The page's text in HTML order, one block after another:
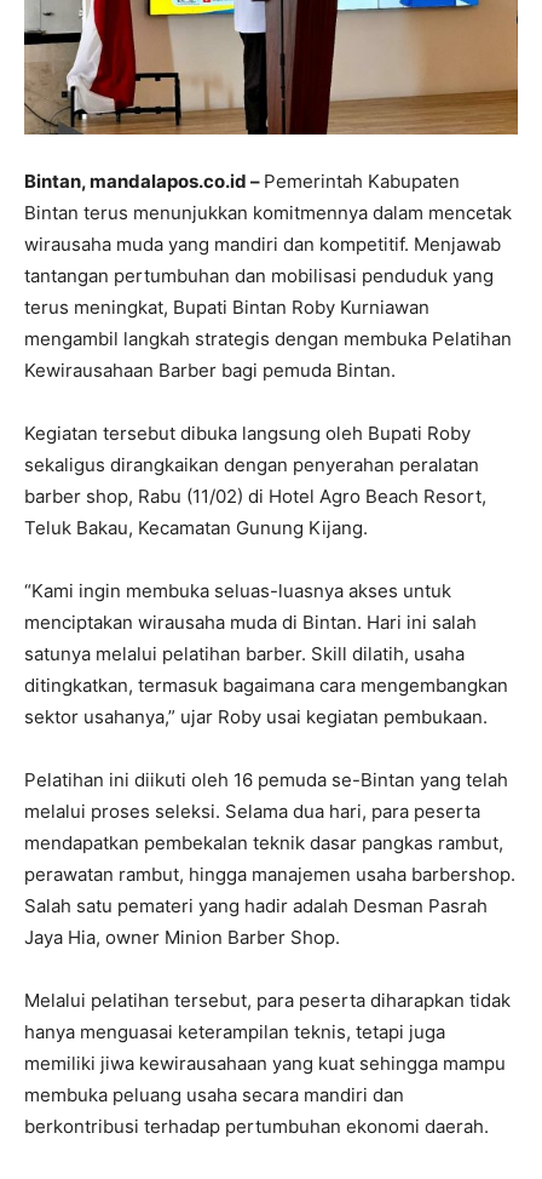
Bintan, mandalapos.co.id – Pemerintah Kabupaten
Bintan terus menunjukkan komitmennya dalam mencetak
wirausaha muda yang mandiri dan kompetitif. Menjawab
tantangan pertumbuhan dan mobilisasi penduduk yang
terus meningkat, Bupati Bintan Roby Kurniawan
mengambil langkah strategis dengan membuka Pelatihan
Kewirausahaan Barber bagi pemuda Bintan.
Kegiatan tersebut dibuka langsung oleh Bupati Roby
sekaligus dirangkaikan dengan penyerahan peralatan
barber shop, Rabu (11/02) di Hotel Agro Beach Resort,
Teluk Bakau, Kecamatan Gunung Kijang.
“Kami ingin membuka seluas-luasnya akses untuk
menciptakan wirausaha muda di Bintan. Hari ini salah
satunya melalui pelatihan barber. Skill dilatih, usaha
ditingkatkan, termasuk bagaimana cara mengembangkan
sektor usahanya,” ujar Roby usai kegiatan pembukaan.
Pelatihan ini diikuti oleh 16 pemuda se-Bintan yang telah
melalui proses seleksi. Selama dua hari, para peserta
mendapatkan pembekalan teknik dasar pangkas rambut,
perawatan rambut, hingga manajemen usaha barbershop.
Salah satu pemateri yang hadir adalah Desman Pasrah
Jaya Hia, owner Minion Barber Shop.
Melalui pelatihan tersebut, para peserta diharapkan tidak
hanya menguasai keterampilan teknis, tetapi juga
memiliki jiwa kewirausahaan yang kuat sehingga mampu
membuka peluang usaha secara mandiri dan
berkontribusi terhadap pertumbuhan ekonomi daerah.